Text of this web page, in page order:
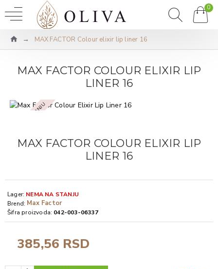
0
MAX FACTOR Colour elixir lip liner 16
MAX FACTOR COLOUR ELIXIR LIP
LINER 16
NEMA NA STANJU
MAX FACTOR COLOUR ELIXIR LIP
LINER 16
385,56 RSD
Lager: NEMA NA STANJU
Brend: Max Factor
Šifra proizvoda: 042-003-06337